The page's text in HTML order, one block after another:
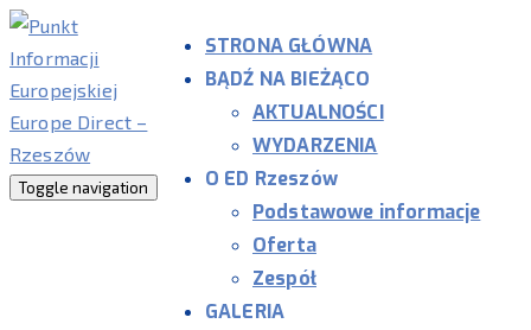
Toggle navigation
STRONA GŁÓWNA
BĄDŹ NA BIEŻĄCO
AKTUALNOŚCI
WYDARZENIA
O ED Rzeszów
Podstawowe informacje
Oferta
Zespół
GALERIA